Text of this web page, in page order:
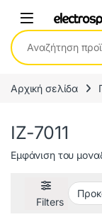
Αναζήτηση για:
Αρχική σελίδα
IZ-7011
Εμφάνιση του
Filters